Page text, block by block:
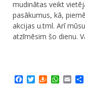
mudinātas veikt
pasākumus, kā,
akcijas u.tml. Arī
atzīmēsim šo dienu.
Facebook
TwitterDraugiem